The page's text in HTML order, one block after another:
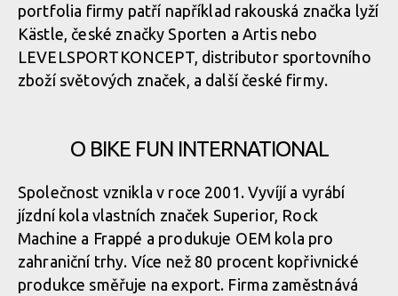
portfolia firmy patří například rakouská značka lyží
Kästle, české značky Sporten a Artis nebo
LEVELSPORTKONCEPT, distributor sportovního
zboží světových značek, a další české firmy.
O BIKE FUN INTERNATIONAL
Společnost vznikla v roce 2001. Vyvíjí a vyrábí
jízdní kola vlastních značek Superior, Rock
Machine a Frappé a produkuje OEM kola pro
zahraniční trhy. Více než 80 procent kopřivnické
produkce směřuje na export. Firma zaměstnává